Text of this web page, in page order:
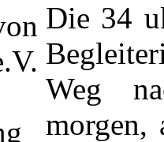
Die 34
Weg
morgen,